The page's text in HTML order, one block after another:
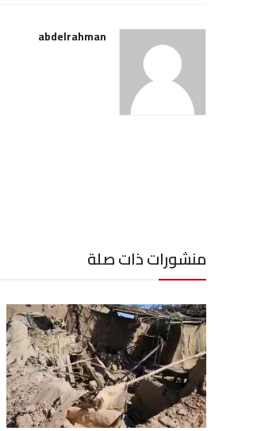
abdelrahman
منشورات ذات صلة